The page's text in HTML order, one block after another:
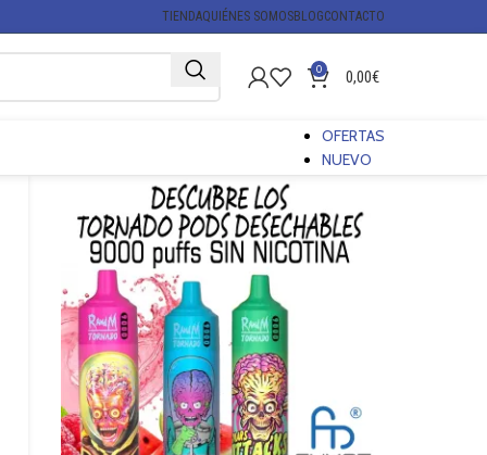
TIENDAQUIÉNES SOMOSBLOGCONTACTO
0 0,00€
OFERTAS
NUEVO